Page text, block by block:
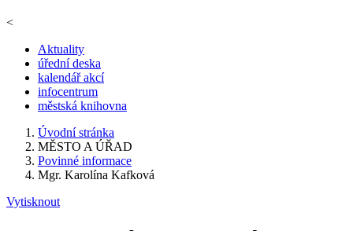
<
Aktuality
úřední deska
kalendář akcí
infocentrum
městská knihovna
Úvodní stránka
MĚSTO A ÚŘAD
Povinné informace
Mgr. Karolína Kafková
Vytisknout